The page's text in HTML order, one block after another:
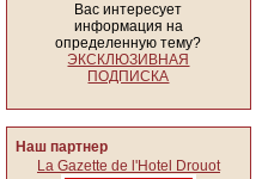
Вас интересует
информация на
определенную тему?
ЭКСКЛЮЗИВНАЯ
ПОДПИСКА
Наш партнер
La Gazette de l'Hotel Drouot